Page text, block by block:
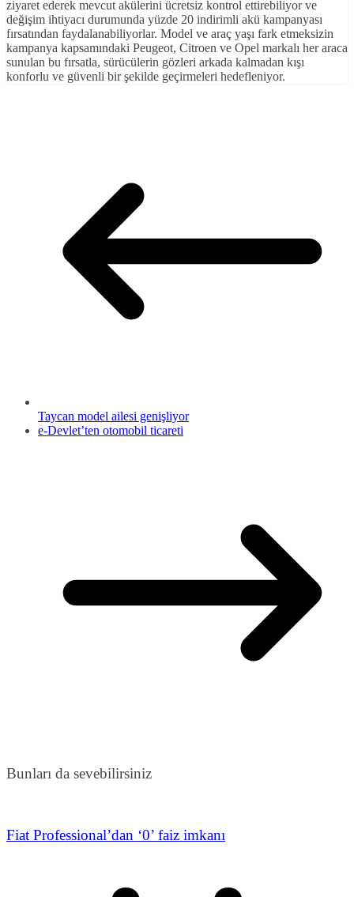
ziyaret ederek mevcut akülerini ücretsiz kontrol ettirebiliyor ve
değişim ihtiyacı durumunda yüzde 20 indirimli akü kampanyası
fırsatından faydalanabiliyorlar. Model ve araç yaşı fark etmeksizin
kampanya kapsamındaki Peugeot, Citroen ve Opel markalı her araca
sunulan bu fırsatla, sürücülerin gözleri arkada kalmadan kışı
konforlu ve güvenli bir şekilde geçirmeleri hedefleniyor.
Taycan model ailesi genişliyor
e-Devlet’ten otomobil ticareti
Bunları da sevebilirsiniz
Fiat Professional’dan ‘0’ faiz imkanı